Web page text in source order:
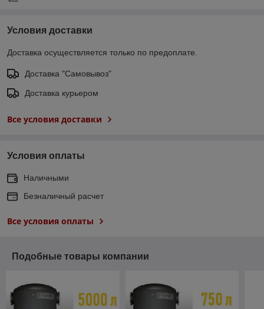
Условия доставки
Доставка осуществляется только по предоплате.
Доставка "Самовывоз"
Доставка курьером
Все условия доставки
Условия оплаты
Наличными
Безналичный расчет
Все условия оплаты
Подобные товары компании